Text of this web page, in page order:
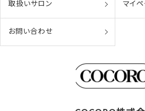
取扱いサロン マイ
お問い合わせ